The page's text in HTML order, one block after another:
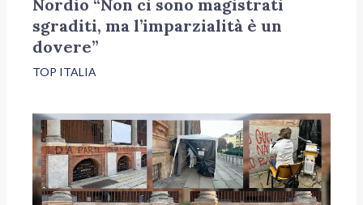
Nordio “Non ci sono magistrati
sgraditi, ma l’imparzialità è un
dovere”
TOP ITALIA